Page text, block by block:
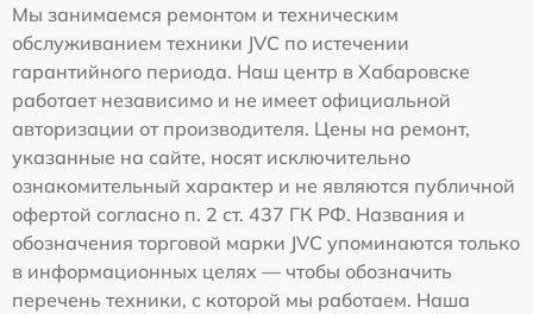
Мы занимаемся ремонтом и техническим
обслуживанием техники JVC по истечении
гарантийного периода. Наш центр в Хабаровске
работает независимо и не имеет официальной
авторизации от производителя. Цены на ремонт,
указанные на сайте, носят исключительно
ознакомительный характер и не являются публичной
офертой согласно п. 2 ст. 437 ГК РФ. Названия и
обозначения торговой марки JVC упоминаются только
в информационных целях — чтобы обозначить
перечень техники, с которой мы работаем. Наша